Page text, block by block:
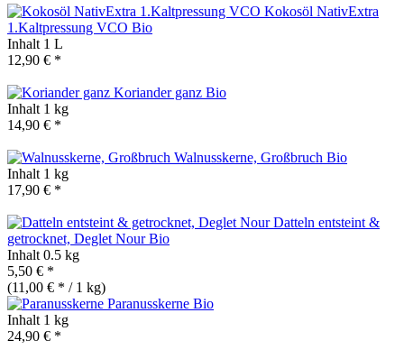
Kokosöl NativExtra
1.Kaltpressung VCO Bio
Inhalt 1 L
12,90 € *
Koriander ganz Bio
Inhalt 1 kg
14,90 € *
Walnusskerne, Großbruch Bio
Inhalt 1 kg
17,90 € *
Datteln entsteint &
getrocknet, Deglet NourBio
Inhalt 0.5 kg
5,50 € *
(11,00 € * / 1 kg)
Paranusskerne Bio
Inhalt 1 kg
24,90 € *